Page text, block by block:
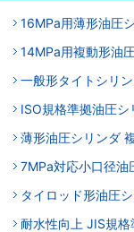
16MPa用薄形油圧
14MPa用複動形油
一般形タイトシリ
ISO規格準拠油圧
薄形油圧シリンダ
7MPa対応小口径油
タイロッド形油圧
耐水性向上 JIS規